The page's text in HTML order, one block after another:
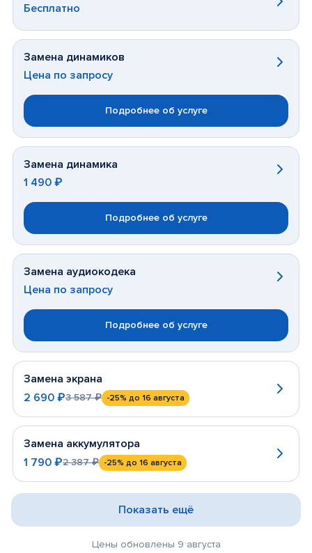
Бесплатно
Замена динамиков
Цена по запросу
Подробнее об услуге
Замена динамика
1 490 ₽
Подробнее об услуге
Замена аудиокодека
Цена по запросу
Подробнее об услуге
Замена экрана
2 690 ₽3 587 ₽ -25% до 16 августа
Замена аккумулятора
1 790 ₽2 387 ₽ -25% до 16 августа
Цены обновлены 9 августа
Показать ещё